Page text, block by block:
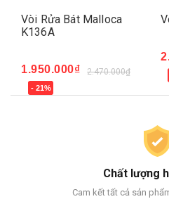
Vòi Rửa Bát Malloca
K136A
1.950.000₫ 2.470.000₫
- 21%
Chất lượng
Cam kết tất cả sản